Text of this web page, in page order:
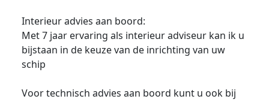
Interieur advies aan boord:
Met 7 jaar ervaring als interieur adviseur kan ik u
bijstaan in de keuze van de inrichting van uw
schip
Voor technisch advies aan boord kunt u ook bij